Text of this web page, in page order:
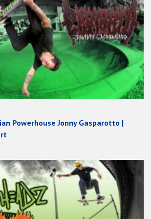
Powerhouse Jonny Gasparotto |